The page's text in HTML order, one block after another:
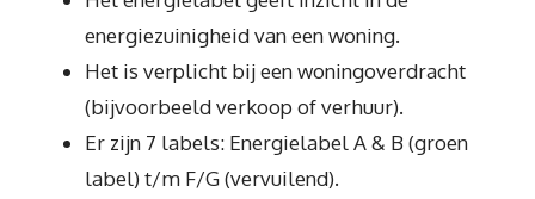
energiezuinigheid van een woning.
Het is verplicht bij een woningoverdracht
(bijvoorbeeld verkoop of verhuur).
Er zijn 7 labels: Energielabel A & B (groen
label) t/m F/G (vervuilend).